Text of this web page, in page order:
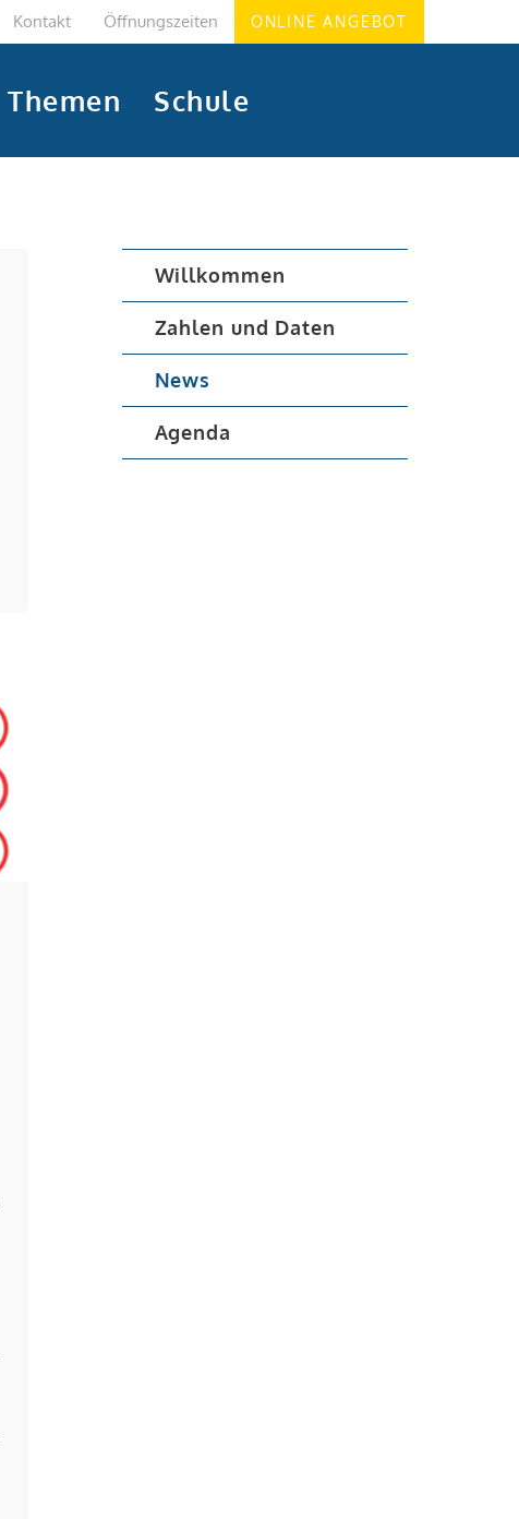
Kontakt Öffnungszeiten ONLINE ANGEBOT
Themen Schule
Willkommen
Zahlen und Daten
News
Agenda